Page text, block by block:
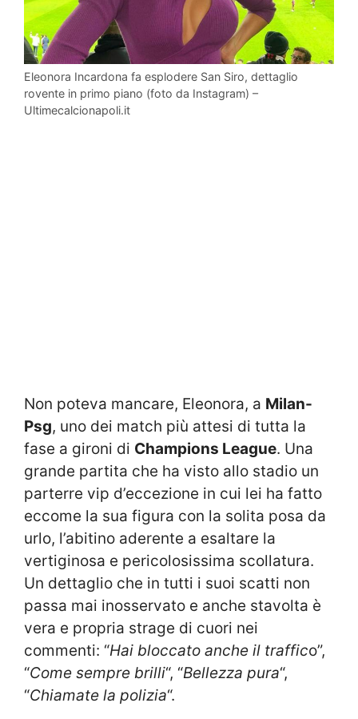
Eleonora Incardona fa esplodere San Siro, dettaglio
rovente in primo piano (foto da Instagram) –
Ultimecalcionapoli.it
Non poteva mancare, Eleonora, a Milan-
Psg, uno dei match più attesi di tutta la
fase a gironi di Champions League. Una
grande partita che ha visto allo stadio un
parterre vip d’eccezione in cui lei ha fatto
eccome la sua figura con la solita posa da
urlo, l’abitino aderente a esaltare la
vertiginosa e pericolosissima scollatura.
Un dettaglio che in tutti i suoi scatti non
passa mai inosservato e anche stavolta è
vera e propria strage di cuori nei
commenti: “Hai bloccato anche il traffico”,
“Come sempre brilli“, “Bellezza pura“,
“Chiamate la polizia“.